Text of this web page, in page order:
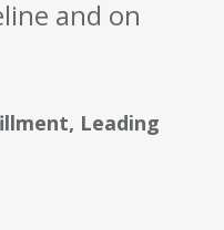
and on
Leading